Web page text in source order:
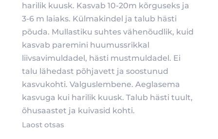
harilik kuusk. Kasvab 10-20m kõrguseks ja
3-6 m laiaks. Külmakindel ja talub hästi
põuda. Mullastiku suhtes vähenõudlik, kuid
kasvab paremini huumussrikkal
liivsavimuldadel, hästi mustmuldadel. Ei
talu lähedast põhjavett ja soostunud
kasvukohti. Valguslembene. Aeglasema
kasvuga kui harilik kuusk. Talub hästi tuult,
õhusaastet ja kuivasid kohti.
Laost otsas